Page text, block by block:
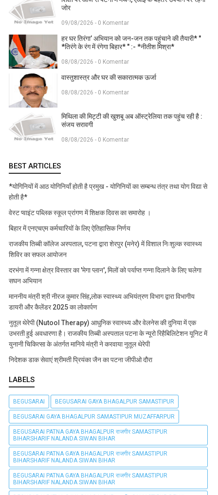
जोर
09/08/2026 - 0 Komentar
हर घर तिरंगा’ अभियान को जन-जन तक पहुंचाने की तैयारी* "
*तिरंगे के रंग में रंगेगा बिहार* " :- *नीतीश मिश्रा*
08/08/2026 - 0 Komentar
वास्तुशास्त्र और घर की सकारात्मक ऊर्जा
08/08/2026 - 0 Komentar
मिथिला की मिट्टी की खुशबू अब ऑस्ट्रेलिया तक पहुंच रही है :
संजय सरावगी
08/08/2026 - 0 Komentar
BEST ARTICLES
*योगिनियों में आठ योगिनियाँ होती है प्रमुख - योगिनियों का सम्बन्ध तंत्र तथा योग विद्या से
होती है*
वेस्ट प्वाइंट पब्लिक स्कूल प्रांगण में शिक्षक दिवस का समारोह ।
बिहार में एनएचएम कर्मचारियों के लिए ऐतिहासिक निर्णय
राजकीय तिब्बी कॉलेज अस्पताल, पटना द्वारा शेरपुर (मनेर) में विशाल निःशुल्क स्वास्थ्य
शिविर का सफल आयोजन
दरभंगा में गन्ना क्षेत्र विस्तार का 'मेगा प्लान', मिलों को पर्याप्त गन्ना दिलाने के लिए चलेगा
सघन अभियान
माननीय मंत्री श्री नीरज कुमार सिंह,लोक स्वास्थ्य अभियंत्रण विभाग द्वारा विभागीय
डायरी और कैलेंडर 2025 का लोकार्पण
नुतूल थेरेपी (Nutool Therapy) आधुनिक स्वास्थ्य और वेलनेस की दुनिया में एक
उभरती हुई अवधारणा है। राजकीय तिब्बी अस्पताल पटना के न्यूरो रिहैबिलिटेशन यूनिट में
युनानी चिकित्सा के अंतर्गत मानिये मंत्री ने करवाया नुतूल थेरेपी
निदेशक डाक सेवाएं श्रीमती प्रियंका जैन का पटना जीपीओ दौरा
LABELS
BEGUSARAI BEGUSARAI GAYA BHAGALPUR SAMASTIPUR
BEGUSARAI GAYA BHAGALPUR SAMASTIPUR MUZAFFARPUR
BEGUSARAI PATNA GAYA BHAGALPUR राजगीर SAMASTIPUR
BIHARSHARIF NALANDA SIWAN BIHAR
BEGUSARAI PATNA GAYA BHAGALPUR राजगीर SAMASTIPUR
BIHARSHARIF NALANDA SIWAN BIHAR
BEGUSARAI PATNA GAYA BHAGALPUR राजगीर SAMASTIPUR
BIHARSHARIF NALANDA SIWAN BIHAR